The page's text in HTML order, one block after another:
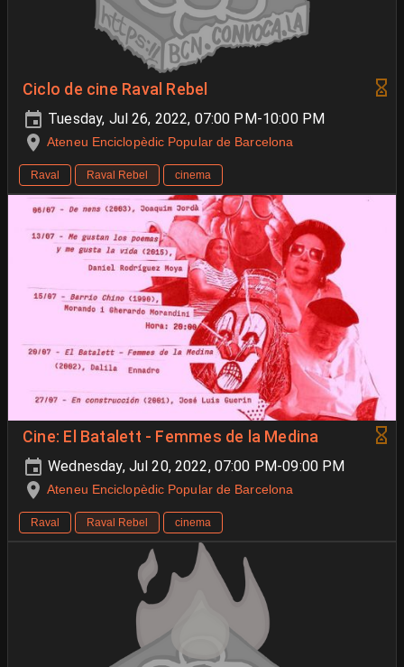
Ciclo de cine Raval Rebel
Tuesday, Jul 26, 2022, 07:00 PM-10:00 PM
Ateneu Enciclopèdic Popular de Barcelona
Raval Raval Rebel cinema
Cine: El Batalett - Femmes de la Medina
Wednesday, Jul 20, 2022, 07:00 PM-09:00 PM
Ateneu Enciclopèdic Popular de Barcelona
Raval Raval Rebel cinema